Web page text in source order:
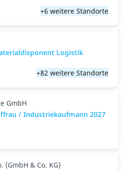
+6 weitere Standorte
Logistik
+82 weitere Standorte
GmbH
/ Industriekaufmann 2027
(GmbH & Co. KG)